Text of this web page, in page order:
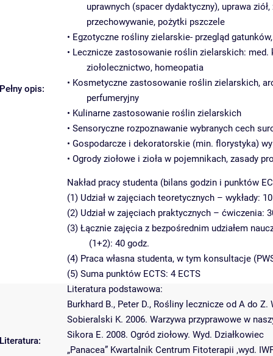
Pełny opis:
uprawnych (spacer dydaktyczny), uprawa
przechowywanie, pożytki pszczele
• Egzotyczne rośliny zielarskie- przegląd gatunków,
• Lecznicze zastosowanie roślin zielarskich: med.
ziołolecznictwo, homeopatia
• Kosmetyczne zastosowanie roślin zielarskich,
perfumeryjny
• Kulinarne zastosowanie roślin zielarskich
• Sensoryczne rozpoznawanie wybranych cech
• Gospodarcze i dekoratorskie (min. florystyka)
• Ogrody ziołowe i zioła w pojemnikach, zasady
Nakład pracy studenta (bilans godzin i punktów
(1) Udział w zajęciach teoretycznych – wykłady:
(2) Udział w zajęciach praktycznych – ćwiczenia:
(3) Łącznie zajęcia z bezpośrednim udziałem
(1+2): 40 godz.
(4) Praca własna studenta, w tym konsultacje
(5) Suma punktów ECTS: 4 ECTS
Literatura:
Literatura podstawowa:
Burkhard B., Peter D., Rośliny lecznicze od A do Z.
Sobieralski K. 2006. Warzywa przyprawowe w
Sikora E. 2008. Ogród ziołowy. Wyd. Działkowiec
„Panacea” Kwartalnik Centrum Fitoterapii ,wyd.